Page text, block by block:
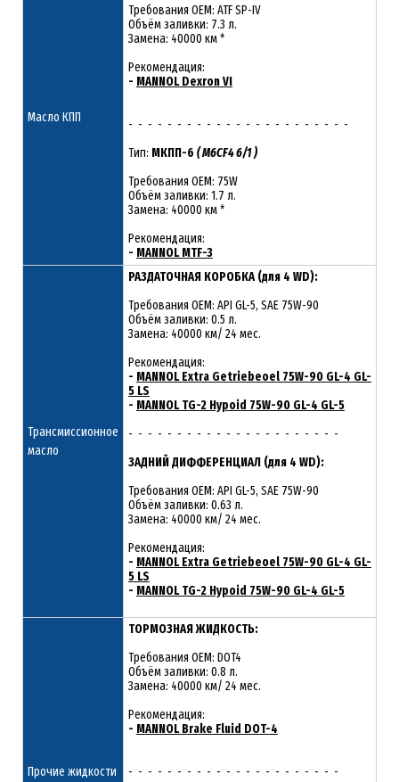
Масло КПП
Требования OEM: ATF SP-IV
Объём заливки: 7.3 л.
Замена: 40000 км *
Рекомендация:
- MANNOL Dexron VI
- - - - - - - - - - - - - - - - - - - - - - -
Тип: МКПП-6 ( M6CF4 6/1 )
Требования OEM: 75W
Объём заливки: 1.7 л.
Замена: 40000 км *
Рекомендация:
- MANNOL MTF-3
Трансмиссионное
масло
РАЗДАТОЧНАЯ КОРОБКА (для 4 WD):
Требования OEM: API GL-5, SAE 75W-90
Объём заливки: 0.5 л.
Замена: 40000 км/ 24 мес.
Рекомендация:
- MANNOL Extra Getriebeoel 75W-90 GL-4 GL-
5 LS
- MANNOL TG-2 Hypoid 75W-90 GL-4 GL-5
- - - - - - - - - - - - - - - - - - - - - -
ЗАДНИЙ ДИФФЕРЕНЦИАЛ (для 4 WD):
Требования OEM: API GL-5, SAE 75W-90
Объём заливки: 0.63 л.
Замена: 40000 км/ 24 мес.
Рекомендация:
- MANNOL Extra Getriebeoel 75W-90 GL-4 GL-
5 LS
- MANNOL TG-2 Hypoid 75W-90 GL-4 GL-5
Прочие жидкости
ТОРМОЗНАЯ ЖИДКОСТЬ:
Требования OEM: DOT4
Объём заливки: 0.8 л.
Замена: 40000 км/ 24 мес.
Рекомендация:
- MANNOL Brake Fluid DOT-4
- - - - - - - - - - - - - - - - - - - - - -